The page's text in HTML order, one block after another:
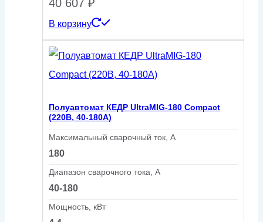
40 607 ₽
В корзину
Полуавтомат КЕДР UltraMIG-180 Compact
(220В, 40-180А)
Максимальный сварочный ток, А
180
Диапазон сварочного тока, А
40-180
Мощность, кВт